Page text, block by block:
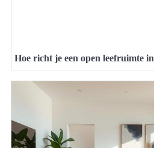
Hoe richt je een open leefruimte